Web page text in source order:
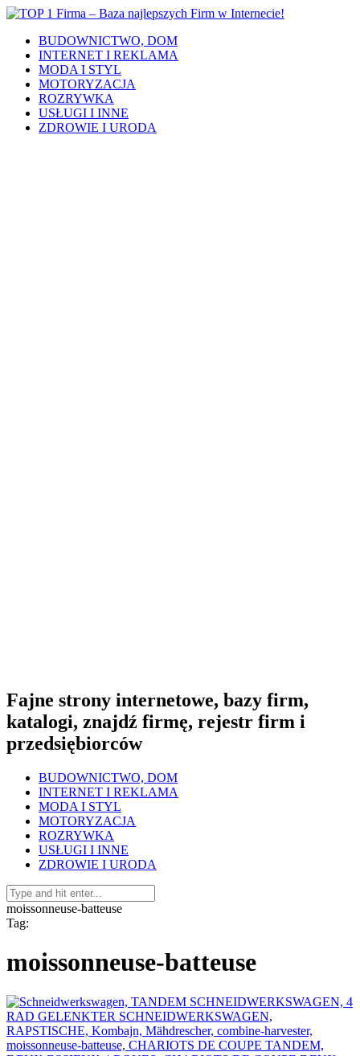
BUDOWNICTWO, DOM
INTERNET I REKLAMA
MODA I STYL
MOTORYZACJA
ROZRYWKA
USŁUGI I INNE
ZDROWIE I URODA
Fajne strony internetowe, bazy firm,
katalogi, znajdź firmę, rejestr firm i
przedsiębiorców
BUDOWNICTWO, DOM
INTERNET I REKLAMA
MODA I STYL
MOTORYZACJA
ROZRYWKA
USŁUGI I INNE
ZDROWIE I URODA
moissonneuse-batteuse
Tag:
moissonneuse-batteuse